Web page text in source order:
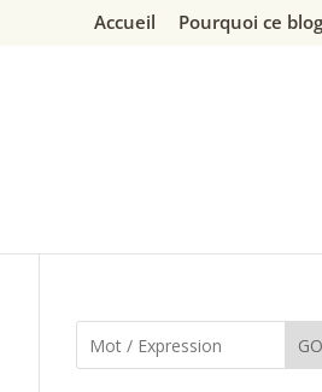
Accueil Pourquoi ce
GO